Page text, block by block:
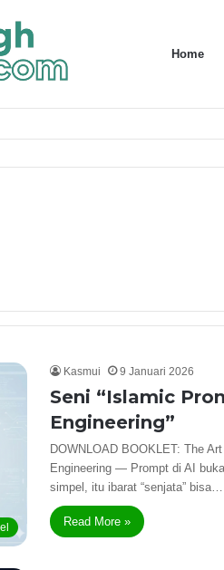
Home
Kasmui 9 Januari 2026
Seni “Islamic
Engineering”
DOWNLOAD BOOKLET: The
Engineering — Prompt di AI
simpel, itu ibarat “senjata” bisa…
Read More »